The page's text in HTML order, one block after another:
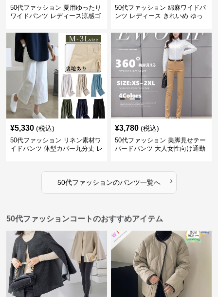
50代ファッション 夏用ゆったり
ワイドパンツ レディース涼感ゴ
50代ファッション 綿麻ワイドパ
ンツ レディース きれいめ ゆっ
¥5,330 (税込)
50代ファッション リネン素材ワ
イドパンツ 体型カバー九分丈 レ
¥3,780 (税込)
50代ファッション 美脚見せテー
パードパンツ 大人女性向け通勤
50代ファッションのパンツ一覧へ ›
50代ファッションコートのおすすめアイテム